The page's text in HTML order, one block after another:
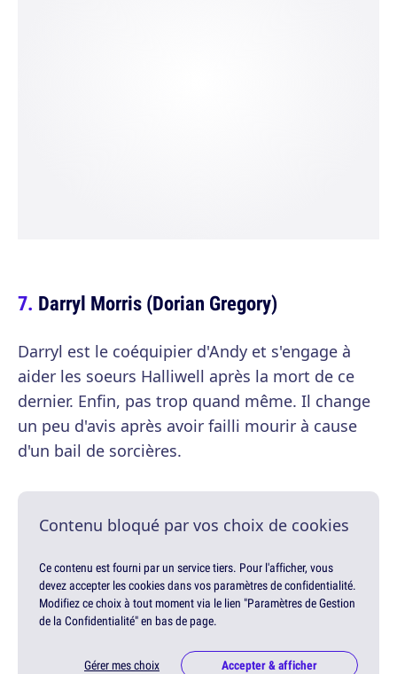
Darryl Morris (Dorian Gregory)
Darryl est le coéquipier d'Andy et s'engage à
aider les soeurs Halliwell après la mort de ce
dernier. Enfin, pas trop quand même. Il change
un peu d'avis après avoir failli mourir à cause
d'un bail de sorcières.
Contenu bloqué par vos choix de cookies
Ce contenu est fourni par un service tiers. Pour l'afficher, vous
devez accepter les cookies dans vos paramètres de confidentialité.
Modifiez ce choix à tout moment via le lien "Paramètres de Gestion
de la Confidentialité" en bas de page.
Gérer mes choix Accepter & afficher